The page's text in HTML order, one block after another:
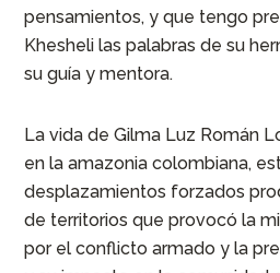
pensamientos, y que tengo
Khesheli las palabras de su
su guía y mentora.
La vida de Gilma Luz Román
en la amazonia colombiana,
desplazamientos forzados
de territorios que provocó la
por el conflicto armado y la